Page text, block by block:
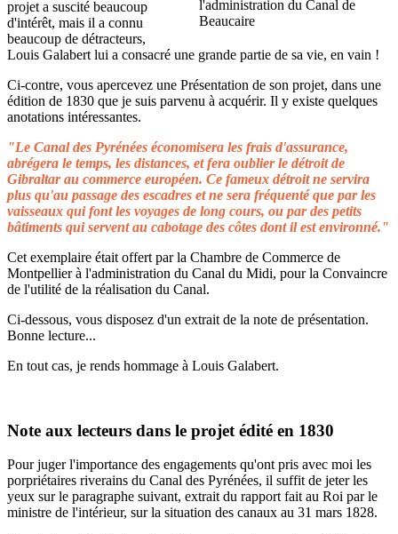
projet a suscité beaucoup
d'intérêt, mais il a connu
beaucoup de détracteurs,
Louis Galabert lui a consacré une grande partie de sa vie, en vain !
Ci-contre, vous apercevez une Présentation de son projet, dans une
édition de 1830 que je suis parvenu à acquérir. Il y existe quelques
anotations intéressantes.
"Le Canal des Pyrénées économisera les frais d'assurance,
abrégera le temps, les distances, et fera oublier le détroit de
Gibraltar au commerce européen. Ce fameux détroit ne servira
plus qu'au passage des escadres et ne sera fréquenté que par les
vaisseaux qui font les voyages de long cours, ou par des petits
bâtiments qui servent au cabotage des côtes dont il est environné."
Cet exemplaire était offert par la Chambre de Commerce de
Montpellier à l'administration du Canal du Midi, pour la Convaincre
de l'utilité de la réalisation du Canal.
Ci-dessous, vous disposez d'un extrait de la note de présentation.
Bonne lecture...
En tout cas, je rends hommage à Louis Galabert.
Note aux lecteurs dans le projet édité en 1830
Pour juger l'importance des engagements qu'ont pris avec moi les
porpriétaires riverains du Canal des Pyrénées, il suffit de jeter les
yeux sur le paragraphe suivant, extrait du rapport fait au Roi par le
ministre de l'intérieur, sur la situation des canaux au 31 mars 1828.